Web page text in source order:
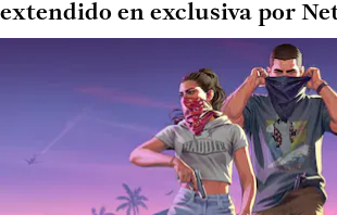
extendido en exclusiva por